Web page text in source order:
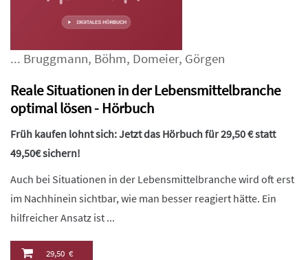
... Bruggmann, Böhm, Domeier, Görgen
Reale Situationen in der Lebensmittelbranche
optimal lösen - Hörbuch
Früh kaufen lohnt sich: Jetzt das Hörbuch für 29,50 € statt
49,50€ sichern!
Auch bei Situationen in der Lebensmittelbranche wird oft erst
im Nachhinein sichtbar, wie man besser reagiert hätte. Ein
hilfreicher Ansatz ist ...
29,50 €